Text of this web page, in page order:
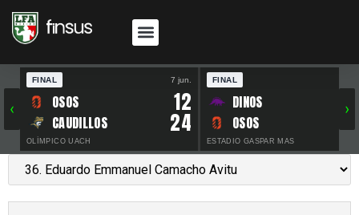
‹
FINAL 7 jun.
OSOS 12
CAUDILLOS 24
OLÍMPICO UACH
FINAL
DINOS
OSOS
ESTADIO GASPAR MAS
›